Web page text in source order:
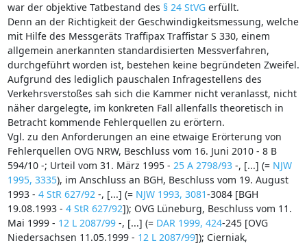
war der objektive Tatbestand des § 24 StVGerfüllt.
Denn an der Richtigkeit der Geschwindigkeitsmessung, welche
mit Hilfe des Messgeräts Traffipax Traffistar S 330, einem
allgemein anerkannten standardisierten Messverfahren,
durchgeführt worden ist, bestehen keine begründeten Zweifel.
Aufgrund des lediglich pauschalen Infragestellens des
Verkehrsverstoßes sah sich die Kammer nicht veranlasst, nicht
näher dargelegte, im konkreten Fall allenfalls theoretisch in
Betracht kommende Fehlerquellen zu erörtern.
Vgl. zu den Anforderungen an eine etwaige Erörterung von
Fehlerquellen OVG NRW, Beschluss vom 16. Juni 2010 - 8 B
594/10 -; Urteil vom 31. März 1995 - 25 A 2798/93-, [...] (= NJW
1995, 3335), im Anschluss an BGH, Beschluss vom 19. August
1993 - 4 StR 627/92 -, [...] (= NJW 1993, 3081-3084 [BGH
19.08.1993 - 4 StR 627/92]); OVG Lüneburg, Beschluss vom 11.
Mai 1999 - 12 L 2087/99-, [...] (= DAR 1999, 424-245 [OVG
Niedersachsen 11.05.1999 - 12 L 2087/99]); Cierniak,